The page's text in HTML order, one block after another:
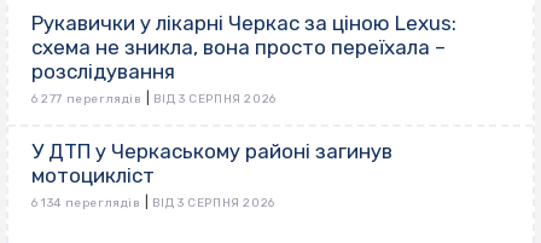
Рукавички у лікарні Черкас за ціною Lexus:
схема не зникла, вона просто переїхала –
розслідування
6 277 переглядів ВІД 3 СЕРПНЯ 2026
У ДТП у Черкаському районі загинув
мотоцикліст
6 134 переглядів ВІД 3 СЕРПНЯ 2026